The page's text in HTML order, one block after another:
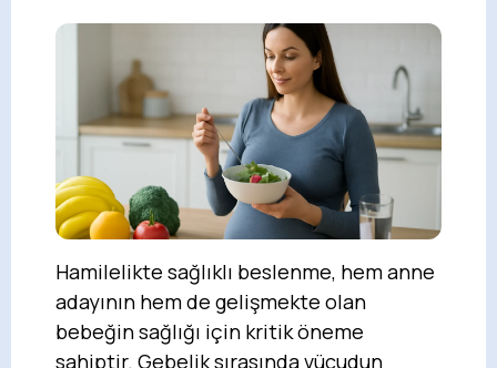
Hamilelikte sağlıklı beslenme, hem anne
adayının hem de gelişmekte olan
bebeğin sağlığı için kritik öneme
sahiptir. Gebelik sırasında vücudun